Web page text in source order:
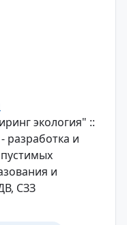
экология" ::
разработка и
и
СЗЗ